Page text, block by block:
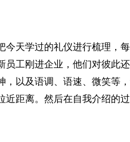
今天学过的礼仪进行梳理，
员工刚进企业，他们对彼此
，以及语调、语速、微笑等
近距离。然后在自我介绍的